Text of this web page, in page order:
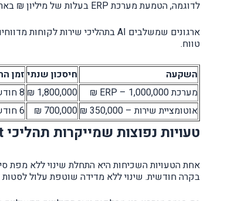
לדוגמה, הטמעת מערכת ERP בעלות של מיליון ₪ בארגון עם 120 עובדים עשויה לחסוך 1.8 מיליון ₪ בשנה באמצעות צמצום טעויות מלאי והפחתת שעות עבודה כפולות.
טווח.
השקעה חיסכון שנתי זמן
מערכת ERP – 1,000,000 ₪
1,800,000 ₪
8 חודשים
אוטומציית שירות – 350,000 ₪
700,000 ₪ 6 חודשים
טעויות נפוצות שמייקרות תהליכי change management
אחת הטעויות השכיחות היא התחלת שינוי ללא מפת
בקרה חודשית. שינוי ללא מדידה שוטפת עלול לסטות